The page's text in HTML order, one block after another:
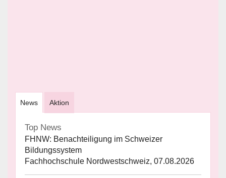
News Aktion
Top News
FHNW: Benachteiligung im Schweizer
Bildungssystem
Fachhochschule Nordwestschweiz, 07.08.2026